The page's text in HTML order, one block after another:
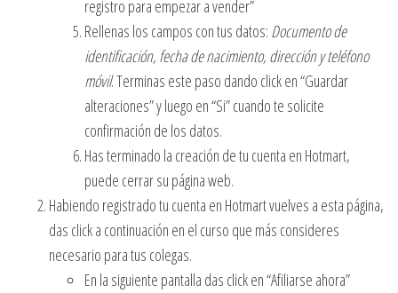
registro para empezar a vender”
Rellenas los campos con tus datos: Documento de
identificación, fecha de nacimiento, dirección y teléfono
móvil. Terminas este paso dando click en “Guardar
alteraciones” y luego en “Si” cuando te solicite
confirmación de los datos.
Has terminado la creación de tu cuenta en Hotmart,
puede cerrar su página web.
Habiendo registrado tu cuenta en Hotmart vuelves a esta página,
das click a continuación en el curso que más consideres
necesario para tus colegas.
En la siguiente pantalla das click en “Afiliarse ahora”